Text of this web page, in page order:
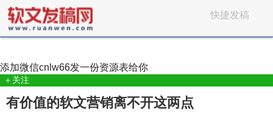
快捷发稿
添加微信cnlw66发一份资源表给你
＋关注
有价值的软文营销离不开这两点